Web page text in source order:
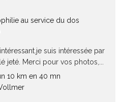
au service du dos
suis intéressée par
jeté. Merci pour vos photos,...
10 km en 40 mn